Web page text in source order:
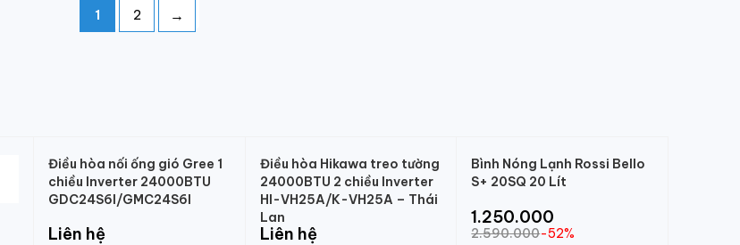
1 2 →
Điều hòa nối ống gió Gree 1
chiều Inverter 24000BTU
GDC24S6I/GMC24S6I
Liên hệ
Điều hòa Hikawa treo tường
24000BTU 2 chiều Inverter
HI-VH25A/K-VH25A – Thái
Lan
Liên hệ
Bình Nóng Lạnh Rossi Bello
S+ 20SQ 20 Lít
1.250.000
2.590.000-52%